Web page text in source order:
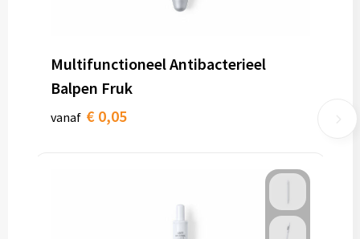
Multifunctioneel Antibacterieel
Balpen Fruk
vanaf € 0,05